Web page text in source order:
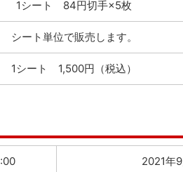
1シート 84円切手×5枚
シート単位で販売します。
1シート 1,500円（税込）
2021年